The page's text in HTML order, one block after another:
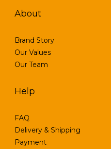
About
Brand Story
Our Values
Our Team
Help
FAQ
Delivery & Shipping
Payment